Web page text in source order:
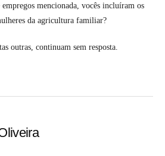
mencionada, vocês incluíram os
da agricultura familiar?
outras, continuam sem resposta.